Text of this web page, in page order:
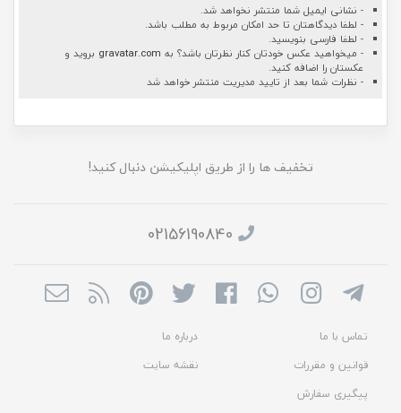
- نشانی ایمیل شما منتشر نخواهد شد.
- لطفا دیدگاهتان تا حد امکان مربوط به مطلب باشد.
- لطفا فارسی بنویسید.
- میخواهید عکس خودتان کنار نظرتان باشد؟ به gravatar.com بروید و
عکستان را اضافه کنید.
- نظرات شما بعد از تایید مدیریت منتشر خواهد شد
تخفیف ها را از طریق اپلیکیشن دنبال کنید!
02156190840
تماس با ما
درباره ما
قوانین و مقررات
نقشه سایت
پیگیری سفارش